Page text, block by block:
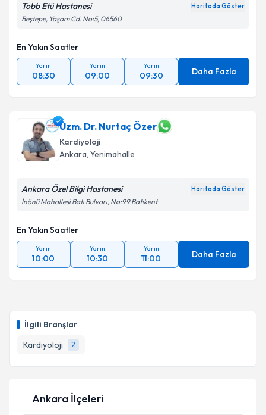
İlgili Branşlar
Kardiyoloji
2
Tobb Etü Hastanesi Haritada Göster
Beştepe, Yaşam Cd. No:5, 06560
En Yakın Saatler
Yarın
08:30
Yarın
09:00
Yarın
09:30 Daha Fazla
Uzm. Dr. Nurtaç Özer
Kardiyoloji
Ankara, Yenimahalle
Ankara Özel Bilgi Hastanesi Haritada Göster
İnönü Mahallesi Batı Bulvarı, No:99 Batıkent
En Yakın Saatler
Yarın
10:00
Yarın
10:30
Yarın
11:00 Daha Fazla
Ankara İlçeleri